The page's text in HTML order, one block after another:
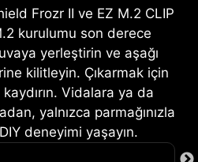
Frozr II ve EZ M.2 CLIP
kurulumu son derece
yerleştirin ve aşağı
kilitleyin. Çıkarmak için
kaydırın. Vidalara ya da
yalnızca parmağınızla
deneyimi yaşayın.
intricate settings.